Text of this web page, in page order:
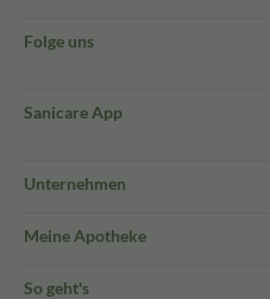
Folge uns
Sanicare App
Unternehmen
Meine Apotheke
So geht's